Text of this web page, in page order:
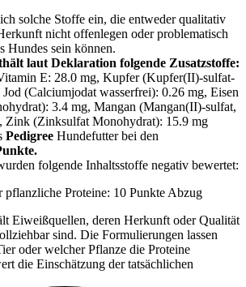
solche Stoffe ein, die entweder qualitativ
nicht offenlegen oder problematisch
Hundes sein können.
laut Deklaration folgende Zusatzstoffe:
E: 28.0 mg, Kupfer (Kupfer(II)-sulfat-
(Calciumjodat wasserfrei): 0.26 mg, Eisen
3.4 mg, Mangan (Mangan(II)-sulfat,
Zink (Zinksulfat Monohydrat): 15.9 mg
Pedigree Hundefutter bei den
folgende Inhaltsstoffe negativ bewertet:
pflanzliche Proteine: 10 Punkte Abzug
Eiweißquellen, deren Herkunft oder Qualität
sind. Die Formulierungen lassen
oder welcher Pflanze die Proteine
die Einschätzung der tatsächlichen